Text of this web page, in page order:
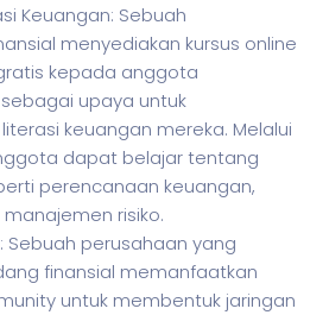
Keuangan: Sebuah
menyediakan kursus online
kepada anggota
upaya untuk
keuangan mereka. Melalui
dapat belajar tentang
perencanaan keuangan,
risiko.
Sebuah perusahaan yang
finansial memanfaatkan
untuk membentuk jaringan